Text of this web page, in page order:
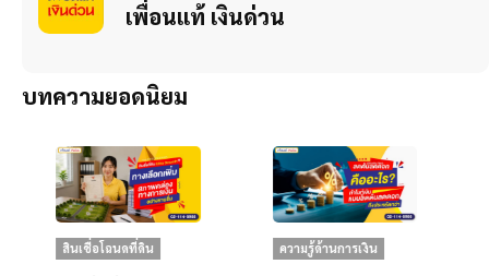
เพื่อนแท้ เงินด่วน
บทความยอดนิยม
สินเชื่อโฉนดที่ดิน ความรู้ด้านการเงิน